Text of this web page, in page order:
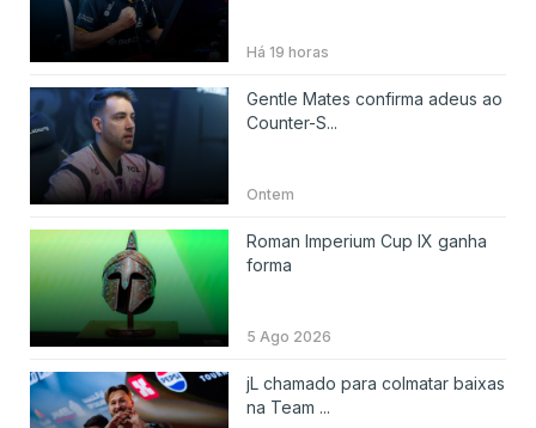
Há 19 horas
Gentle Mates confirma adeus ao
Counter-S...
Ontem
Roman Imperium Cup IX ganha
forma
5 Ago 2026
jL chamado para colmatar baixas
na Team ...